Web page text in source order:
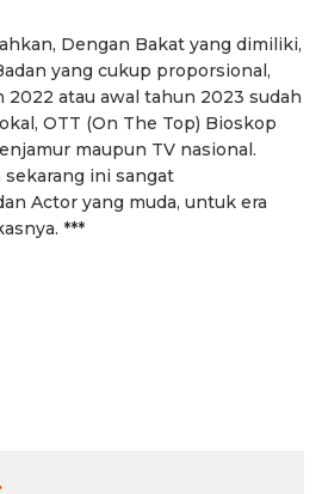
Dengan Bakat yang dimiliki,
yang cukup proporsional,
2022 atau awal tahun 2023 sudah
OTT (On The Top) Bioskop
maupun TV nasional.
ini sangat
Actor yang muda, untuk era
***